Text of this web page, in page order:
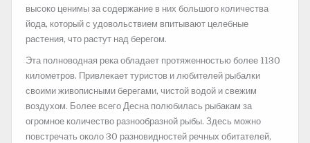
высоко ценимы за содержание в них большого количества
йода, который с удовольствием впитывают целебные
растения, что растут над берегом.
Эта полноводная река обладает протяженностью более 1130
километров. Привлекает туристов и любителей рыбалки
своими живописными берегами, чистой водой и свежим
воздухом. Более всего Десна полюбилась рыбакам за
огромное количество разнообразной рыбы. Здесь можно
повстречать около 30 разновидностей речных обитателей,